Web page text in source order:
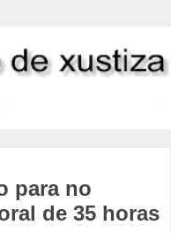
para no
de 35 horas